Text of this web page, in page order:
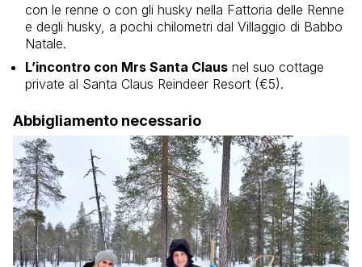
con le renne o con gli husky nella Fattoria delle Renne
e degli husky, a pochi chilometri dal Villaggio di Babbo
Natale.
L’incontro con Mrs Santa Claus nel suo cottage
private al Santa Claus Reindeer Resort (€5).
Abbigliamento necessario